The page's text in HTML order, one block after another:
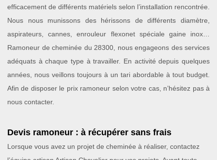
efficacement de différents matériels selon l’installation rencontrée.
Nous nous munissons des hérissons de différents diamètre,
aspirateurs, cannes, enrouleur flexonet spéciale gaine inox…
Ramoneur de cheminée du 28300, nous engageons des services
adéquats à chaque type à travailler. En activité depuis quelques
années, nous veillons toujours à un tari abordable à tout budget.
Afin de disposer le prix ramoneur selon votre cas, n’hésitez pas à
nous contacter.
Devis ramoneur : à récupérer sans frais
Lorsque vous avez un projet de cheminée à réaliser, contactez